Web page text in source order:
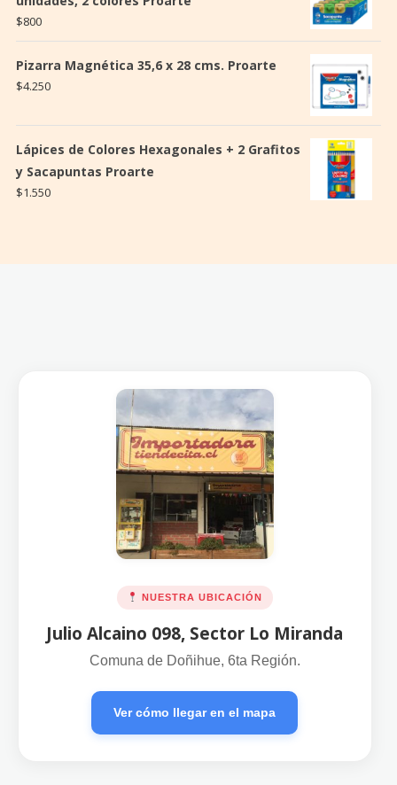
$800
Pizarra Magnética 35,6 x 28 cms. Proarte
$4.250
Lápices de Colores Hexagonales + 2 Grafitos
y Sacapuntas Proarte
$1.550
NUESTRA UBICACIÓN
Julio Alcaino 098, Sector Lo Miranda
Comuna de Doñihue, 6ta Región.
Ver cómo llegar en el mapa